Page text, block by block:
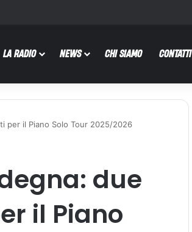
LA RADIO NEWS CHI SIAMO CONTATTI
per il Piano Solo Tour 2025/2026
due
il Piano